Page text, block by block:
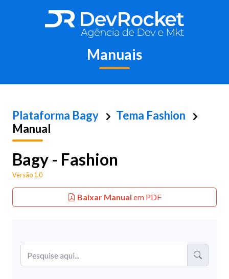
Manuais
Plataforma Bagy
Tema Fashion
Manual
Bagy - Fashion
Versão 1.0
Baixar Manual em PDF